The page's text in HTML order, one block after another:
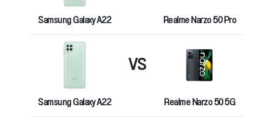
Samsung Galaxy A22 Realme Narzo 50 Pro
Samsung Galaxy A22
VS
Realme Narzo 50 5G